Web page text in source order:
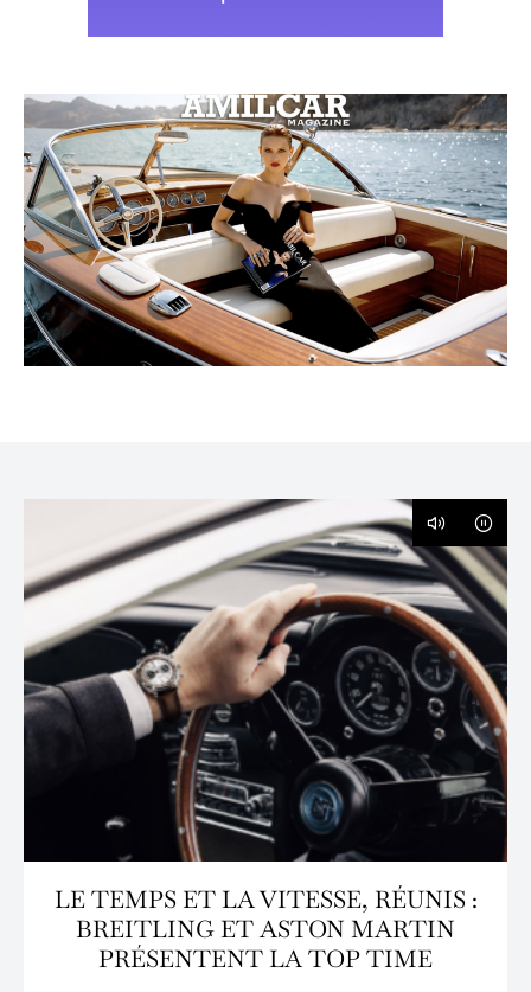
LE TEMPS ET LA VITESSE, RÉUNIS :
BREITLING ET ASTON MARTIN
PRÉSENTENT LA TOP TIME